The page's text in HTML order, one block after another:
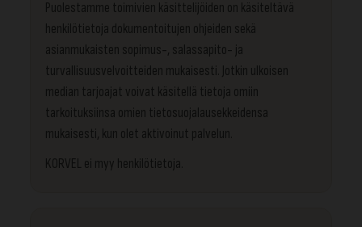
Puolestamme toimivien käsittelijöiden on käsiteltävä
henkilötietoja dokumentoitujen ohjeiden sekä
asianmukaisten sopimus-, salassapito- ja
turvallisuusvelvoitteiden mukaisesti. Jotkin ulkoisen
median tarjoajat voivat käsitellä tietoja omiin
tarkoituksiinsa omien tietosuojalausekkeidensa
mukaisesti, kun olet aktivoinut palvelun.
KORVEL ei myy henkilötietoja.